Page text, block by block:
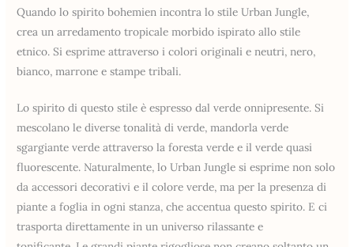
Quando lo spirito bohemien incontra lo stile Urban Jungle,
crea un arredamento tropicale morbido ispirato allo stile
etnico. Si esprime attraverso i colori originali e neutri, nero,
bianco, marrone e stampe tribali.
Lo spirito di questo stile è espresso dal verde onnipresente. Si
mescolano le diverse tonalità di verde, mandorla verde
sgargiante verde attraverso la foresta verde e il verde quasi
fluorescente. Naturalmente, lo Urban Jungle si esprime non solo
da accessori decorativi e il colore verde, ma per la presenza di
piante a foglia in ogni stanza, che accentua questo spirito. E ci
trasporta direttamente in un universo rilassante e